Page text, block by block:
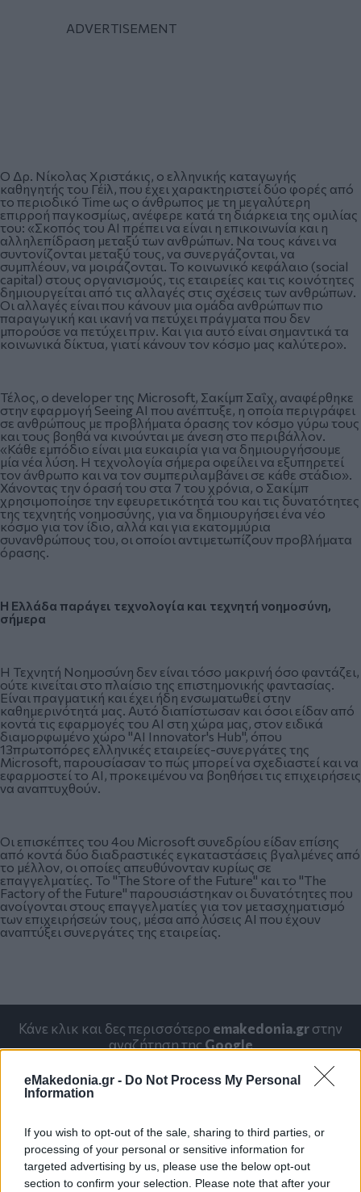
eMakedonia.gr - Do Not Process My Personal
Information
If you wish to opt-out of the sale, sharing to third parties, or
processing of your personal or sensitive information for
targeted advertising by us, please use the below opt-out
section to confirm your selection. Please note that after your
Ο Δρ. Νίκολας Χριστάκις, ο ελληνικής καταγωγής
καθηγητής του Γέiλ, που έχει χαρακτηριστεί δύο φορές από
το περιοδικό Time ως ο άνθρωπος με τη μεγαλύτερη
επιρροή παγκοσμίως, ανέφερε κατά τη διάρκεια της ομιλίας
του: «Σκοπός του ΑΙ πρέπει να είναι η επικοινωνία και η
αλληλεπίδραση μεταξύ των ανθρώπων. Να τους κάνει να
συντονίζονται μεταξύ τους, να συνεργάζονται, να
συμπλέουν, να μοιράζονται. Το κοινωνικό κεφάλαιο (social
capital) στους οργανισμούς, τις εταιρείες και τις κοινότητες
δημιουργείται από τις αλλαγές στις σχέσεις των ανθρώπων.
Οι αλλαγές είναι που κάνουν μια ομάδα ανθρώπων πιο
παραγωγική και ικανή να πετύχει πράγματα που δεν
μπορούσε να πετύχει πριν. Και για αυτό είναι σημαντικά τα
κοινωνικά δίκτυα, γιατί κάνουν τον κόσμο μας καλύτερο».
Τέλος, ο developer της Microsoft, Σακίμπ Σαΐχ, αναφέρθηκε
στην εφαρμογή Seeing AI που ανέπτυξε, η οποία περιγράφει
σε ανθρώπους με προβλήματα όρασης τον κόσμο γύρω τους
και τους βοηθά να κινούνται με άνεση στο περιβάλλον.
«Κάθε εμπόδιο είναι μια ευκαιρία για να δημιουργήσουμε
μία νέα λύση. Η τεχνολογία σήμερα οφείλει να εξυπηρετεί
τον άνθρωπο και να τον συμπεριλαμβάνει σε κάθε στάδιο».
Χάνοντας την όρασή του στα 7 του χρόνια, ο Σακίμπ
χρησιμοποίησε την εφευρετικότητά του και τις δυνατότητες
της τεχνητής νοημοσύνης, για να δημιουργήσει ένα νέο
κόσμο για τον ίδιο, αλλά και για εκατομμύρια
συνανθρώπους του, οι οποίοι αντιμετωπίζουν προβλήματα
όρασης.
Η Ελλάδα παράγει τεχνολογία και τεχνητή νοημοσύνη,
σήμερα
Η Τεχνητή Νοημοσύνη δεν είναι τόσο μακρινή όσο φαντάζει,
ούτε κινείται στο πλαίσιο της επιστημονικής φαντασίας.
Είναι πραγματική και έχει ήδη ενσωματωθεί στην
καθημερινότητά μας. Αυτό διαπίστωσαν και όσοι είδαν από
κοντά τις εφαρμογές του ΑΙ στη χώρα μας, στον ειδικά
διαμορφωμένο χώρο "AI Innovator's Hub", όπου
13πρωτοπόρες ελληνικές εταιρείες-συνεργάτες της
Microsoft, παρουσίασαν το πώς μπορεί να σχεδιαστεί και να
εφαρμοστεί το ΑΙ, προκειμένου να βοηθήσει τις επιχειρήσεις
να αναπτυχθούν.
Οι επισκέπτες του 4ου Microsoft συνεδρίου είδαν επίσης
από κοντά δύο διαδραστικές εγκαταστάσεις βγαλμένες από
το μέλλον, οι οποίες απευθύνονταν κυρίως σε
επαγγελματίες. Το "The Store of the Future" και το "The
Factory of the Future" παρουσιάστηκαν οι δυνατότητες που
ανοίγονται στους επαγγελματίες για τον μετασχηματισμό
των επιχειρήσεών τους, μέσα από λύσεις ΑΙ που έχουν
αναπτύξει συνεργάτες της εταιρείας.
Κάνε κλικ και δες περισσότερο emakedonia.grστην
αναζήτηση τηςGoogle
ΕΚΠΑΙΔΕΥΣΗ
ΤΕΧΝΟΛΟΓΙΑ